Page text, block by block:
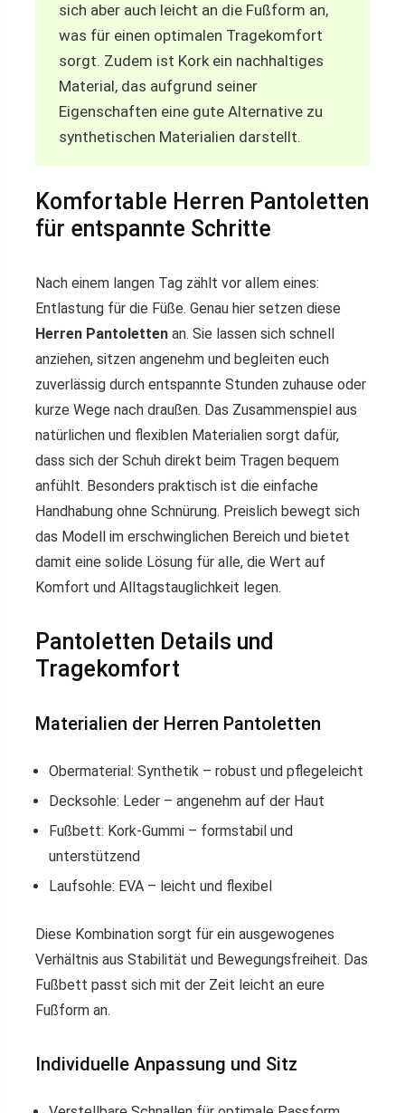
sich aber auch leicht an die Fußform an,
was für einen optimalen Tragekomfort
sorgt. Zudem ist Kork ein nachhaltiges
Material, das aufgrund seiner
Eigenschaften eine gute Alternative zu
synthetischen Materialien darstellt.
Komfortable Herren Pantoletten
für entspannte Schritte
Nach einem langen Tag zählt vor allem eines:
Entlastung für die Füße. Genau hier setzen diese
Herren Pantoletten an. Sie lassen sich schnell
anziehen, sitzen angenehm und begleiten euch
zuverlässig durch entspannte Stunden zuhause oder
kurze Wege nach draußen. Das Zusammenspiel aus
natürlichen und flexiblen Materialien sorgt dafür,
dass sich der Schuh direkt beim Tragen bequem
anfühlt. Besonders praktisch ist die einfache
Handhabung ohne Schnürung. Preislich bewegt sich
das Modell im erschwinglichen Bereich und bietet
damit eine solide Lösung für alle, die Wert auf
Komfort und Alltagstauglichkeit legen.
Pantoletten Details und
Tragekomfort
Materialien der Herren Pantoletten
Obermaterial: Synthetik – robust und pflegeleicht
Decksohle: Leder – angenehm auf der Haut
Fußbett: Kork-Gummi – formstabil und
unterstützend
Laufsohle: EVA – leicht und flexibel
Diese Kombination sorgt für ein ausgewogenes
Verhältnis aus Stabilität und Bewegungsfreiheit. Das
Fußbett passt sich mit der Zeit leicht an eure
Fußform an.
Individuelle Anpassung und Sitz